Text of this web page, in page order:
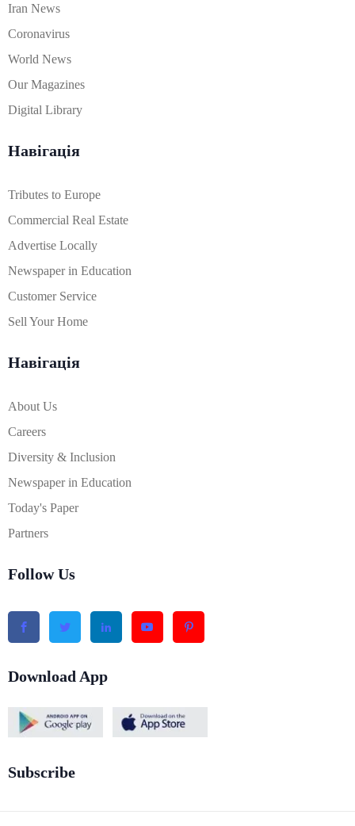
Iran News
Coronavirus
World News
Our Magazines
Digital Library
Навігація
Tributes to Europe
Commercial Real Estate
Advertise Locally
Newspaper in Education
Customer Service
Sell Your Home
Навігація
About Us
Careers
Diversity & Inclusion
Newspaper in Education
Today's Paper
Partners
Follow Us
Download App
Subscribe